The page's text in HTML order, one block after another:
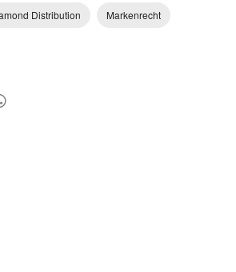
Distribution Markenrecht